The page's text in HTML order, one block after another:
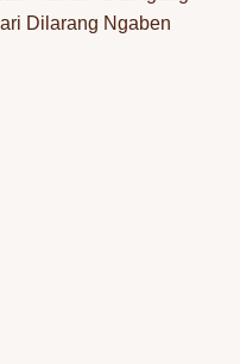
Dilarang Ngaben